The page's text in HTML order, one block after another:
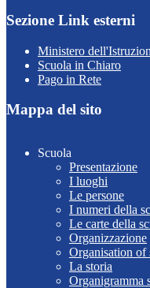
Sezione Link esterni
Ministero
Scuola in Chiaro
Pago in Rete
Mappa del sito
Scuola
Presentazione
I luoghi
Le persone
I numeri della
Le carte della
Organizzazione
Organisation of
La storia
Organigramma